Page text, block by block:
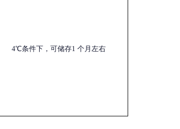
4℃条件下，可储存1 个月左右